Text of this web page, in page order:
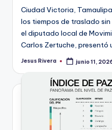
Ciudad Victoria,
los tiempos de traslado
el diputado local de
Carlos Zertuche, presentó
Publicado
Jesus Rivera junio 11,